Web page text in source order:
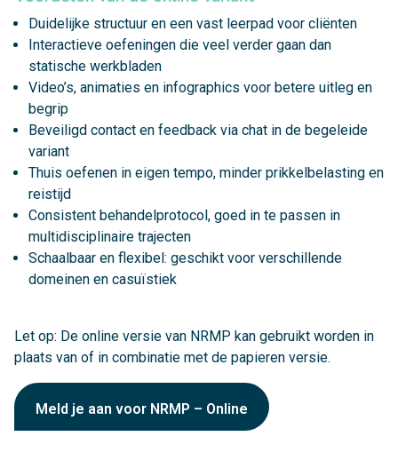
Duidelijke structuur en een vast leerpad voor cliënten
Interactieve oefeningen die veel verder gaan dan
statische werkbladen
Video’s, animaties en infographics voor betere uitleg en
begrip
Beveiligd contact en feedback via chat in de begeleide
variant
Thuis oefenen in eigen tempo, minder prikkelbelasting en
reistijd
Consistent behandelprotocol, goed in te passen in
multidisciplinaire trajecten
Schaalbaar en flexibel: geschikt voor verschillende
domeinen en casuïstiek
Let op: De online versie van NRMP kan gebruikt worden in
plaats van of in combinatie met de papieren versie.
Meld je aan voor NRMP – Online